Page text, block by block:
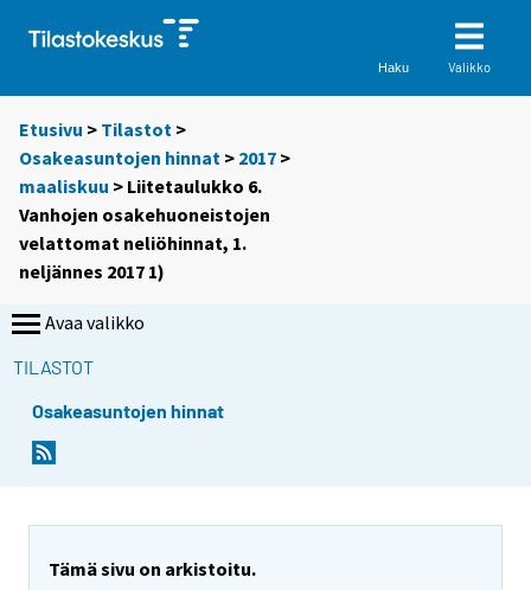
Haku Valikko
Etusivu > Tilastot >
Osakeasuntojen hinnat > 2017 >
maaliskuu > Liitetaulukko 6.
Vanhojen osakehuoneistojen
velattomat neliöhinnat, 1.
neljännes 2017 1)
Avaa valikko
TILASTOT
Osakeasuntojen hinnat
Tämä sivu on arkistoitu.